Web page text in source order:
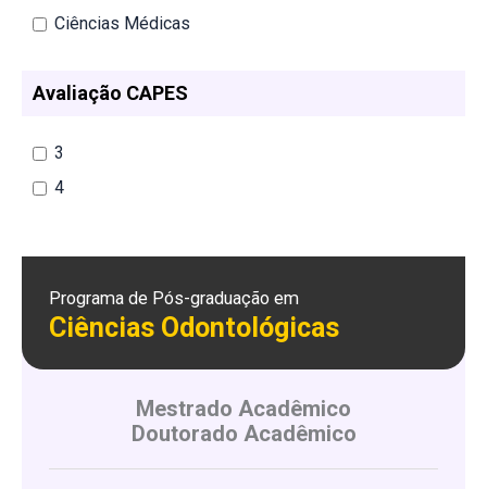
Ciências Médicas
Avaliação CAPES
3
4
Programa de Pós-graduação em
Ciências Odontológicas
Mestrado Acadêmico
Doutorado Acadêmico